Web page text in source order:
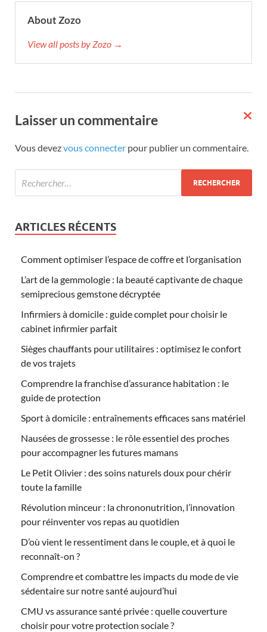
About Zozo
View all posts by Zozo →
Laisser un commentaire
Vous devezvous connecter pour publier un commentaire.
ARTICLES RÉCENTS
Comment optimiser l’espace de coffre et l’organisation
L’art de la gemmologie : la beauté captivante de chaque
semiprecious gemstone décryptée
Infirmiers à domicile : guide complet pour choisir le
cabinet infirmier parfait
Sièges chauffants pour utilitaires : optimisez le confort
de vos trajets
Comprendre la franchise d’assurance habitation : le
guide de protection
Sport à domicile : entraînements efficaces sans matériel
Nausées de grossesse : le rôle essentiel des proches
pour accompagner les futures mamans
Le Petit Olivier : des soins naturels doux pour chérir
toute la famille
Révolution minceur : la chrononutrition, l’innovation
pour réinventer vos repas au quotidien
D’où vient le ressentiment dans le couple, et à quoi le
reconnaît-on ?
Comprendre et combattre les impacts du mode de vie
sédentaire sur notre santé aujourd’hui
CMU vs assurance santé privée : quelle couverture
choisir pour votre protection sociale ?